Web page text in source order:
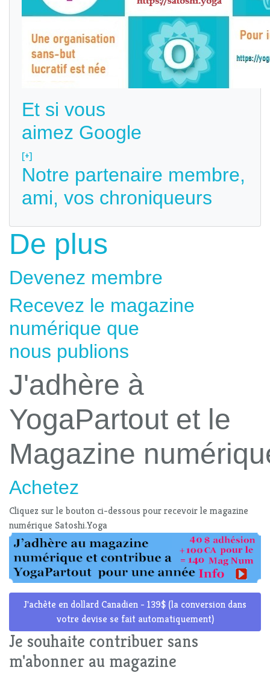
Et si vous
aimez Google
[+]
Notre partenaire membre,
ami, vos chroniqueurs
De plus
Devenez membre
Recevez le magazine
numérique que
nous publions
J'adhère à
YogaPartout et le
Magazine
Achetez
Cliquez sur le bouton ci-dessous pour recevoir le magazine
numérique Satoshi.Yoga
J'achète en dollard Canadien - 139$ (la conversion dans
votre devise se fait automatiquement)
Je souhaite contribuer sans
m'abonner au magazine